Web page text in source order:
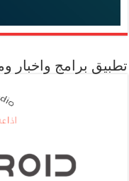
تطبيق برامج واخبار